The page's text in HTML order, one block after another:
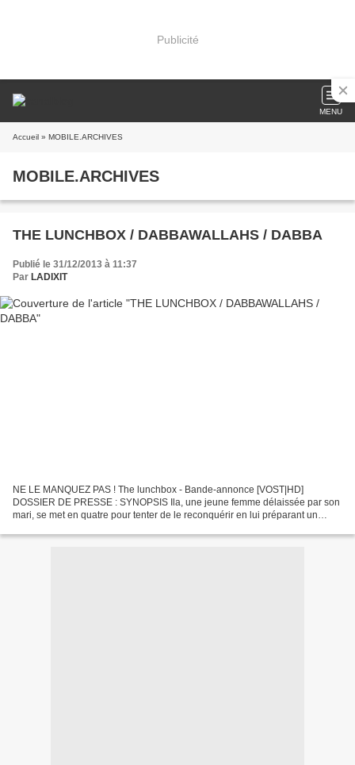
Publicité
MENU
Accueil » MOBILE.ARCHIVES
MOBILE.ARCHIVES
THE LUNCHBOX / DABBAWALLAHS / DABBA
Publié le 31/12/2013 à 11:37
Par LADIXIT
NE LE MANQUEZ PAS ! The lunchbox - Bande-annonce [VOST|HD]
DOSSIER DE PRESSE : SYNOPSIS Ila, une jeune femme délaissée par son
mari, se met en quatre pour tenter de le reconquérir en lui préparant un